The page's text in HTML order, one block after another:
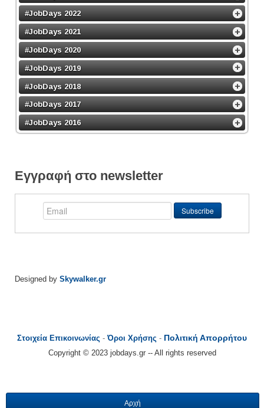
#JobDays 2022
#JobDays 2021
#JobDays 2020
#JobDays 2019
#JobDays 2018
#JobDays 2017
#JobDays 2016
Εγγραφή στο newsletter
Designed by Skywalker.gr
Στοιχεία Επικοινωνίας -Όροι Χρήσης - Πολιτική Απορρήτου
Copyright © 2023 jobdays.gr -- All rights reserved
Αρχή